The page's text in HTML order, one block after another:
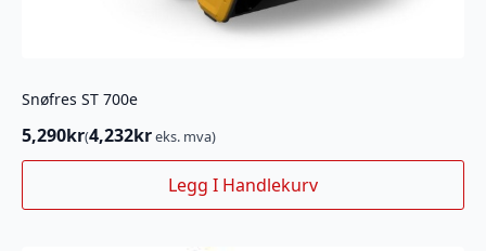
Snøfres ST 700e
5,290kr(4,232kreks. mva)
Legg I Handlekurv